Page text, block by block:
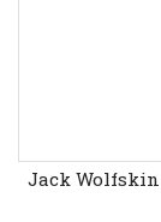
Jack Wolfskin